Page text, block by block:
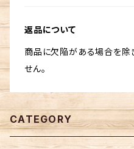
返品について
商品に欠陥がある場合を除
せん。
CATEGORY